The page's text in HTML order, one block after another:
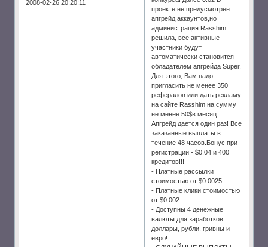
2008-02-26 20:20:11
проекте не предусмотрен
апгрейд аккаунтов,но
администрация Rasshim
решила, все активные
участники будут
автоматически становится
обладателем апгрейда Super.
Для этого, Вам надо
пригласить не менее 350
рефералов или дать рекламу
на сайте Rasshim на сумму
не менее 50$в месяц.
Апгрейд дается один раз! Все
заказанные выплаты в
течение 48 часов.Бонус при
регистрации - $0.04 и 400
кредитов!!!
- Платные рассылки
стоимостью от $0.0025.
- Платные клики стоимостью
от $0.002.
- Доступны 4 денежные
валюты для заработков:
доллары, рубли, гривны и
евро!